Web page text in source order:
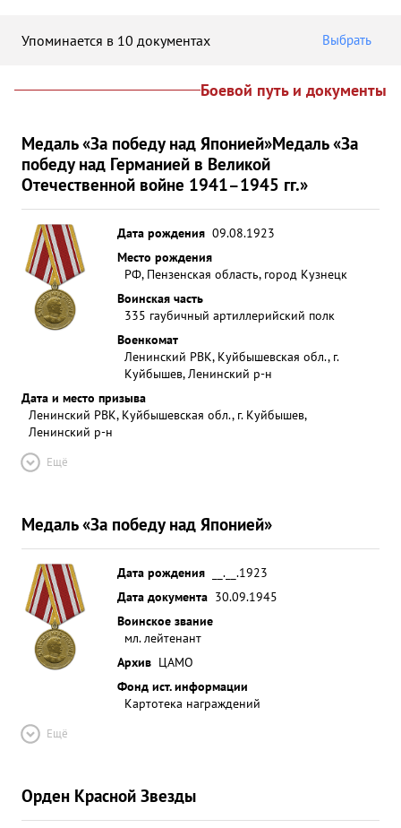
Упоминается в 10 документах Выбрать
Боевой путь и документы
Медаль «За победу над Японией»Медаль «За
победу над Германией в Великой
Отечественной войне 1941–1945 гг.»
Дата рождения 09.08.1923
Место рождения
РФ, Пензенская область, город Кузнецк
Воинская часть
335 гаубичный артиллерийский полк
Военкомат
Ленинский РВК, Куйбышевская обл., г.
Куйбышев, Ленинский р-н
Дата и место призыва
Ленинский РВК, Куйбышевская обл., г. Куйбышев,
Ленинский р-н
Ещё
Медаль «За победу над Японией»
Дата рождения
__.__.1923
Дата документа 30.09.1945
Воинское звание
мл. лейтенант
Архив ЦАМО
Фонд ист. информации
Картотека награждений
Ещё
Орден Красной Звезды